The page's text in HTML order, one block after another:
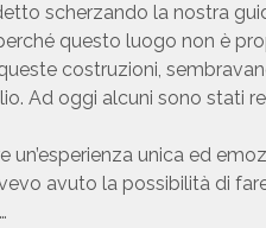
scherzando la nostra
questo luogo non è
costruzioni,
Ad oggi alcuni sono stati
unica ed
avuto la possibilità di